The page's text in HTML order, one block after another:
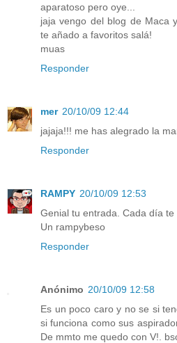
aparatoso pero oye...
jaja vengo del blog de Maca
te añado a favoritos salá!
muas
Responder
mer 20/10/09 12:44
jajaja!!! me has alegrado la
Responder
RAMPY 20/10/09 12:53
Genial tu entrada. Cada día te
Un rampybeso
Responder
Anónimo 20/10/09 12:58
Es un poco caro y no se si
si funciona como sus
De mmto me quedo con V!.